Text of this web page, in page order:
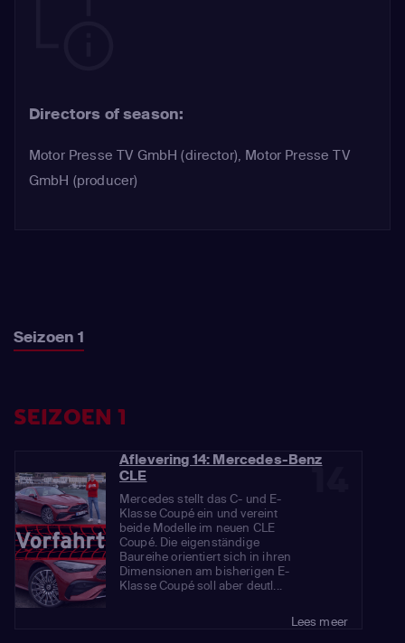
Directors of season:
Motor Presse TV GmbH (director), Motor Presse TV
GmbH (producer)
Seizoen 1
SEIZOEN 1
14
Aflevering 14: Mercedes-Benz
CLE
Mercedes stellt das C- und E-
Klasse Coupé ein und vereint
beide Modelle im neuen CLE
Coupé. Die eigenständige
Baureihe orientiert sich in ihren
Dimensionen am bisherigen E-
Klasse Coupé soll aber deutl...
Lees meer